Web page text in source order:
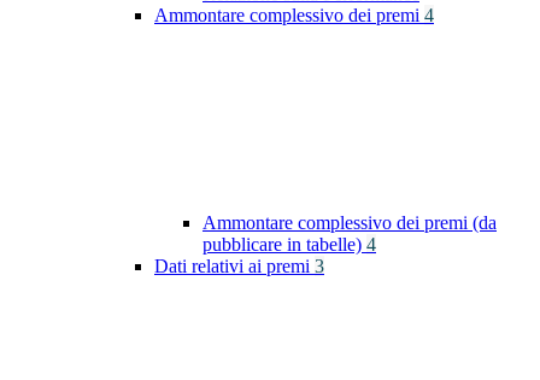
Ammontare complessivo dei premi 4
Ammontare complessivo dei premi (da
pubblicare in tabelle) 4
Dati relativi ai premi 3